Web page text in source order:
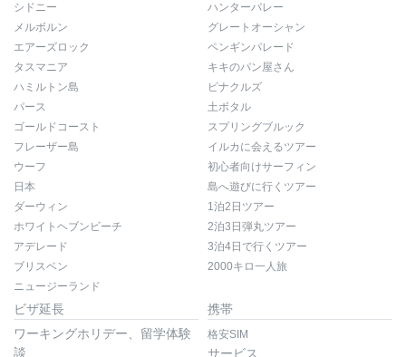
シドニー
メルボルン
エアーズロック
タスマニア
ハミルトン島
パース
ゴールドコースト
フレーザー島
ウーフ
日本
ダーウィン
ホワイトヘブンビーチ
アデレード
ブリスベン
ニュージーランド
ハンターバレー
グレートオーシャン
ペンギンパレード
キキのパン屋さん
ピナクルズ
土ボタル
スプリングブルック
イルカに会えるツアー
初心者向けサーフィン
島へ遊びに行くツアー
1泊2日ツアー
2泊3日弾丸ツアー
3泊4日で行くツアー
2000キロ一人旅
ビザ延長
ワーキングホリデー、留学体験
談
携帯
格安SIM
サービス